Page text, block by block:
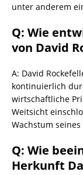
unter anderem
Q: Wie
von David
A: David
kontinuierlich
wirtschaftliche
Weitsicht
Wachstum
Q: Wie
Herkunft